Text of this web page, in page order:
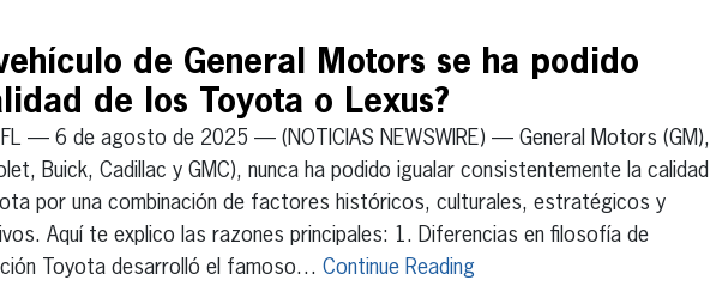
de General Motors se ha podido
de los Toyota o Lexus?
FL — 6 de agosto de 2025 — (NOTICIAS NEWSWIRE) — General Motors (GM),
Buick, Cadillac y GMC), nunca ha podido igualar consistentemente la calidad
por una combinación de factores históricos, culturales, estratégicos y
Aquí te explico las razones principales: 1. Diferencias en filosofía de
Toyota desarrolló el famoso… Continue Reading